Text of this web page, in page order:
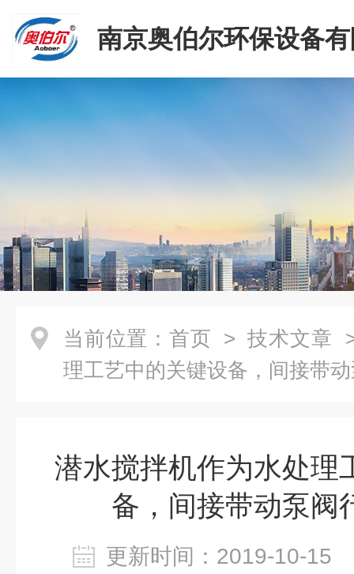
南京奥伯尔环保设备
当前位置： 首页 > 技术文章
理工艺中的关键设备，间接带
潜水搅拌机作为水处理
备，间接带动泵阀
更新时间：2019-10-